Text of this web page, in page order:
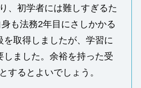
、初学者には難しすぎるた
も法務2年目にさしかかる
を取得しましたが、学習に
しました。余裕を持った受
するとよいでしょう。